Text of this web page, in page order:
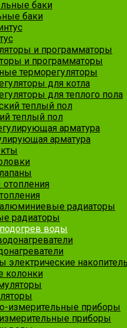
баки
и программаторы
терморегуляторы
для котла
для теплого пола
теплый пол
арматура
радиаторы
радиаторы
воды
электрические
колонки
приборы